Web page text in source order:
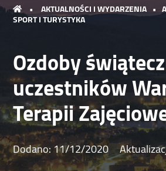
• AKTUALNOŚCI I WYDARZENIA •
SPORT I TURYSTYKA
Ozdoby
uczestników
Terapii
Dodano: 11/12/2020